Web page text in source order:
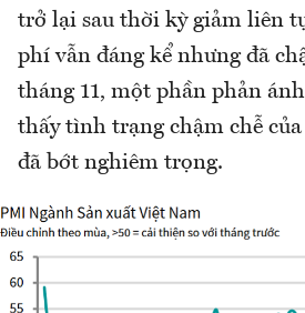
trở lại sau thời kỳ giảm liên
phí vẫn đáng kể nhưng đã
tháng 11, một phần phản
thấy tình trạng chậm chễ
đã bớt nghiêm trọng.